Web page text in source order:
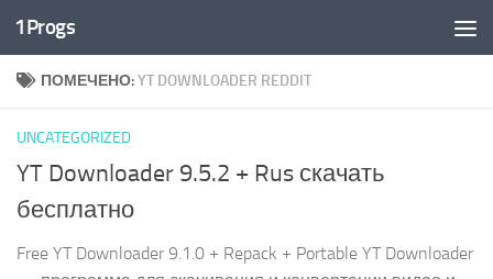
Перейти к содержимому
1Progs
ПОМЕЧЕНО:YT DOWNLOADER REDDIT
UNCATEGORIZED
YT Downloader 9.5.2 + Rus скачать
бесплатно
Free YT Downloader 9.1.0 + Repack + Portable YT Downloader